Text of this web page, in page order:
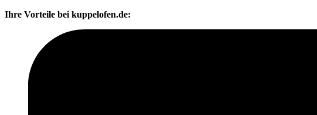
Ihre Vorteile bei kuppelofen.de: